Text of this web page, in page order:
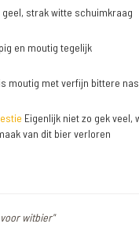
geel, strak witte schuimkraag
en moutig tegelijk
moutig met verfijn bittere
Eigenlijk niet zo gek veel,
van dit bier verloren
witbier"